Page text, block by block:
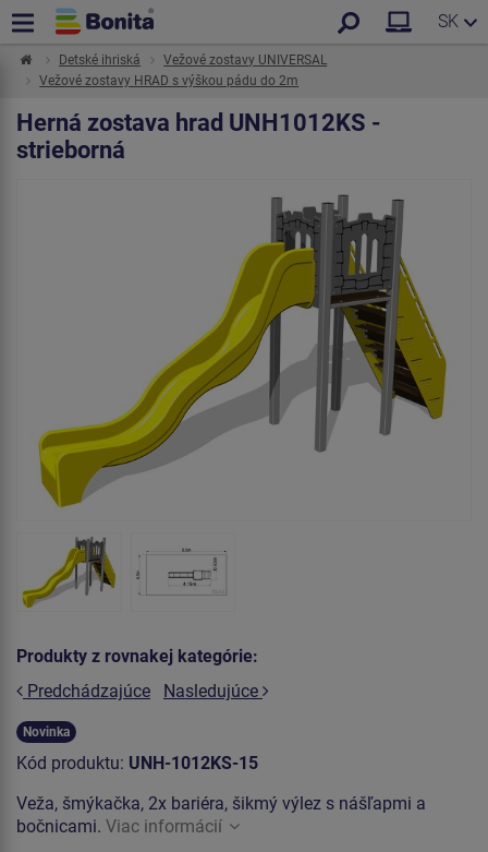
SK
Detské ihriská
Vežové zostavy UNIVERSAL
Vežové zostavy HRAD s výškou pádu do 2m
Herná zostava hrad UNH1012KS -
strieborná
Produkty z rovnakej kategórie:
Predchádzajúce
Nasledujúce
Novinka
Kód produktu: UNH-1012KS-15
Veža, šmýkačka, 2x bariéra, šikmý výlez s nášľapmi a
bočnicami. Viac informácií